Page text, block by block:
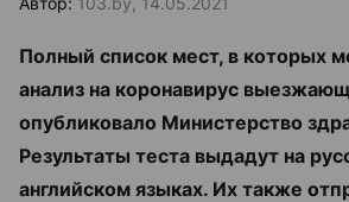
Полный список мест, в которых
анализ на коронавирус
опубликовало Министерство
Результаты теста выдадут на
английском языках. Их также